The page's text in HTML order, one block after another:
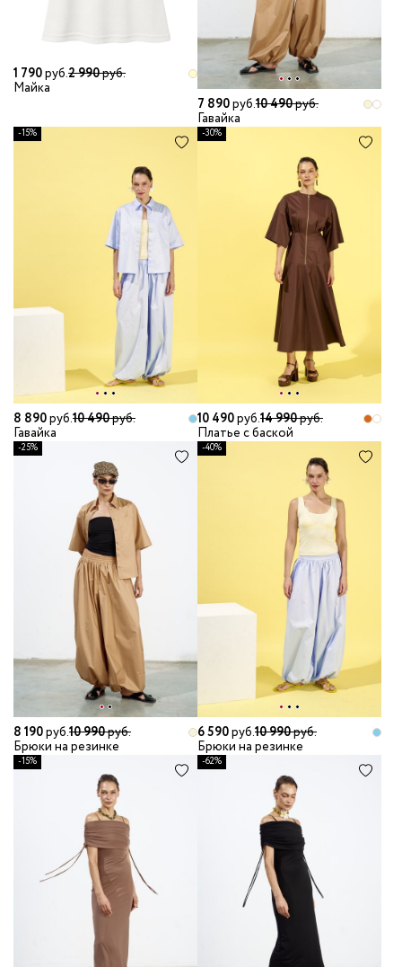
1 790руб.2 990руб.
Майка
7 890руб.10 490руб.
Гавайка
-15%
8 890руб.10 490руб.
Гавайка
-30%
10 490руб.14 990руб.
Платье с баской
-25%
8 190руб.10 990руб.
Брюки на резинке
-40%
6 590руб.10 990руб.
Брюки на резинке
-15% -62%